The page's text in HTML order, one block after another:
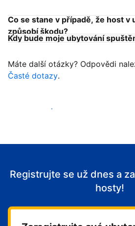
Co se stane v případě, že host v
způsobí škodu?
Kdy bude moje ubytování
Máte další otázky? Odpovědi
Časté dotazy.
Začít přijímat hosty
Registrujte se už dnes a
hosty!